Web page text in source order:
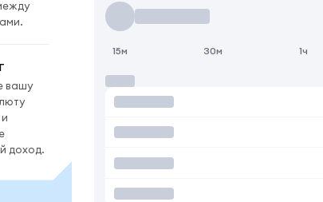
вашу
доход.
15м 30м 1ч